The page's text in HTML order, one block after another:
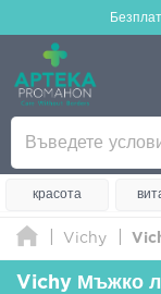
красота
Vichy
Vichy Мъжко